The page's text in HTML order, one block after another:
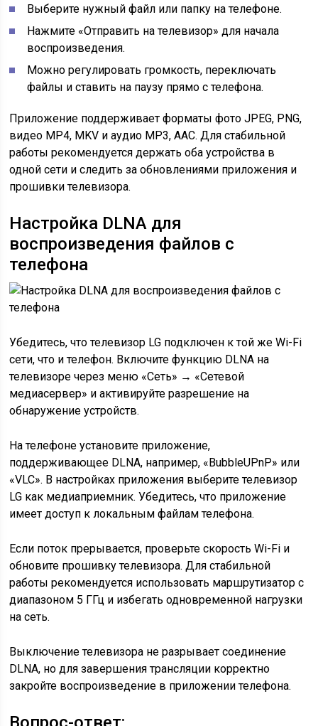
Выберите нужный файл или папку на телефоне.
Нажмите «Отправить на телевизор» для начала
воспроизведения.
Можно регулировать громкость, переключать
файлы и ставить на паузу прямо с телефона.
Приложение поддерживает форматы фото JPEG, PNG,
видео MP4, MKV и аудио MP3, AAC. Для стабильной
работы рекомендуется держать оба устройства в
одной сети и следить за обновлениями приложения и
прошивки телевизора.
Настройка DLNA для
воспроизведения файлов с
телефона
Убедитесь, что телевизор LG подключен к той же Wi-Fi
сети, что и телефон. Включите функцию DLNA на
телевизоре через меню «Сеть» → «Сетевой
медиасервер» и активируйте разрешение на
обнаружение устройств.
На телефоне установите приложение,
поддерживающее DLNA, например, «BubbleUPnP» или
«VLC». В настройках приложения выберите телевизор
LG как медиаприемник. Убедитесь, что приложение
имеет доступ к локальным файлам телефона.
Если поток прерывается, проверьте скорость Wi-Fi и
обновите прошивку телевизора. Для стабильной
работы рекомендуется использовать маршрутизатор с
диапазоном 5 ГГц и избегать одновременной нагрузки
на сеть.
Выключение телевизора не разрывает соединение
DLNA, но для завершения трансляции корректно
закройте воспроизведение в приложении телефона.